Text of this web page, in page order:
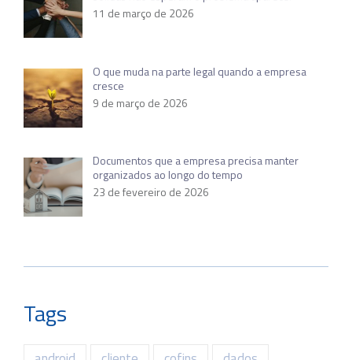
11 de março de 2026
O que muda na parte legal quando a empresa
cresce
9 de março de 2026
Documentos que a empresa precisa manter
organizados ao longo do tempo
23 de fevereiro de 2026
Tags